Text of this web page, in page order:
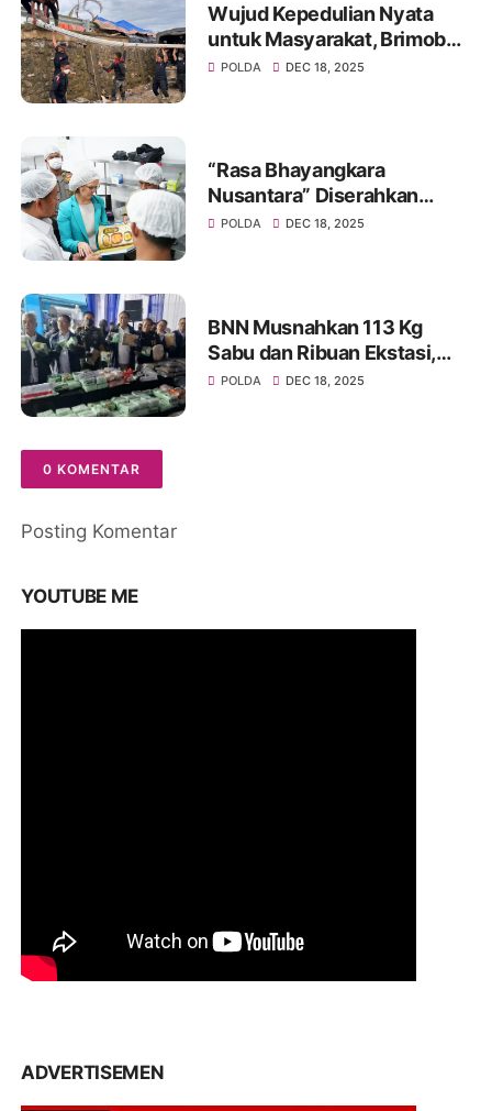
Wujud Kepedulian Nyata
untuk Masyarakat, Brimob
Polri Bangun MCK Umum di
POLDA DEC 18, 2025
“Rasa Bhayangkara
Nusantara” Diserahkan
kepada Delegasi Prancis,
Pengetahuan
POLDA DEC 18, 2025
BNN Musnahkan 113 Kg
Sabu dan Ribuan Ekstasi,
Selamatkan 690 Ribu Jiwa
POLDA DEC 18, 2025
0 KOMENTAR
Posting Komentar
YOUTUBE ME
ADVERTISEMEN